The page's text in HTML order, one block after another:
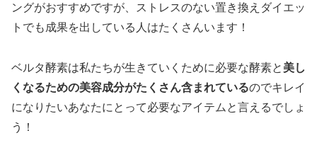
ングがおすすめですが、ストレスのない置き換えダイエッ
トでも成果を出している人はたくさんいます！
ベルタ酵素は私たちが生きていくために必要な酵素と 美し
くなるための美容成分がたくさん含まれているのでキレイ
になりたいあなたにとって必要なアイテムと言えるでしょ
う！